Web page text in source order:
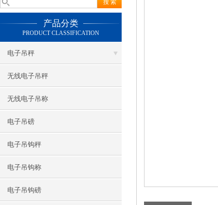
产品分类
PRODUCT CLASSIFICATION
电子吊秤
无线电子吊秤
无线电子吊称
电子吊磅
电子吊钩秤
电子吊钩称
电子吊钩磅